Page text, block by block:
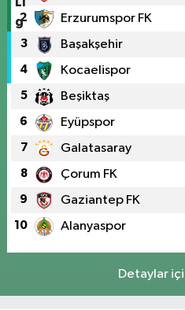
2 Erzurumspor FK
3 Başakşehir
4 Kocaelispor
5 Beşiktaş
6 Eyüpspor
7 Galatasaray
8 Çorum FK
9 Gaziantep FK
10 Alanyaspor
Detaylar